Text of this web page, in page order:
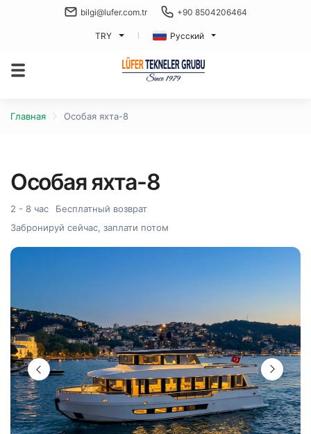
bilgi@lufer.com.tr +90 8504206464
TRY Русский
Главная Особая яхта-8
Особая яхта-8
2 - 8 час
Бесплатный возврат
Забронируй сейчас, заплати потом